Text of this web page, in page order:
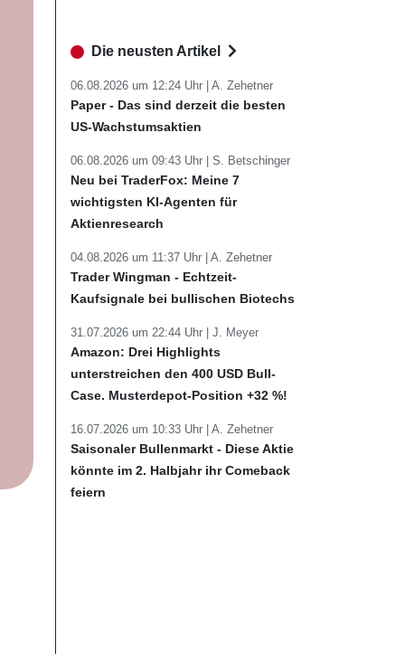
Die neusten Artikel
06.08.2026 um 12:24 Uhr | A. Zehetner
Paper - Das sind derzeit die besten
US-Wachstumsaktien
06.08.2026 um 09:43 Uhr | S. Betschinger
Neu bei TraderFox: Meine 7
wichtigsten KI-Agenten für
Aktienresearch
04.08.2026 um 11:37 Uhr | A. Zehetner
Trader Wingman - Echtzeit-
Kaufsignale bei bullischen Biotechs
31.07.2026 um 22:44 Uhr | J. Meyer
Amazon: Drei Highlights
unterstreichen den 400 USD Bull-
Case. Musterdepot-Position +32 %!
16.07.2026 um 10:33 Uhr | A. Zehetner
Saisonaler Bullenmarkt - Diese Aktie
könnte im 2. Halbjahr ihr Comeback
feiern